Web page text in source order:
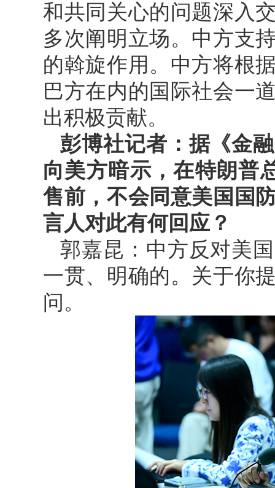
和共同关心的问题深入
多次阐明立场。中方支
的斡旋作用。中方将根
巴方在内的国际社会一
出积极贡献。
彭博社记者：据《金
向美方暗示，在特朗普
售前，不会同意美国国
言人对此有何回应？
郭嘉昆：中方反对美
一贯、明确的。关于你
问。